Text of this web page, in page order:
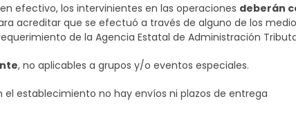
efectivo, los intervinientes en las operaciones deberán
acreditar que se efectuó a través de alguno de los
de la Agencia Estatal de Administración
, no aplicables a grupos y/o eventos especiales.
establecimiento no hay envíos ni plazos de entrega